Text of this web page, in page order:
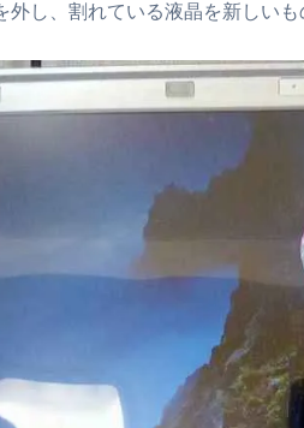
外し、割れている液晶を新しいも